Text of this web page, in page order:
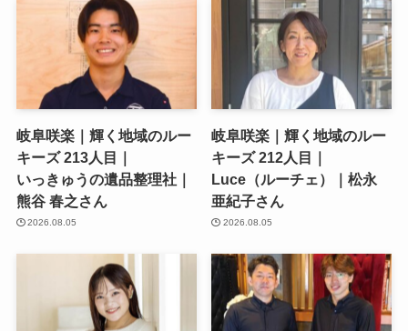
岐阜咲楽｜輝く地域のルー
キーズ 213人目｜
いっきゅうの遺品整理社｜
熊谷 春之さん
2026.08.05
岐阜咲楽｜輝く地域のルー
キーズ 212人目｜
Luce（ルーチェ）｜松永
亜紀子さん
2026.08.05